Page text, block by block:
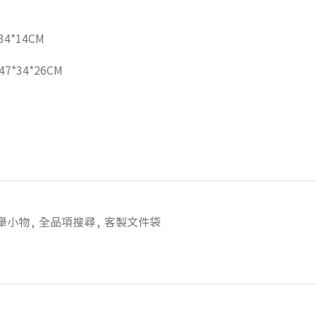
小物, 全品項搜尋, 客製文件袋